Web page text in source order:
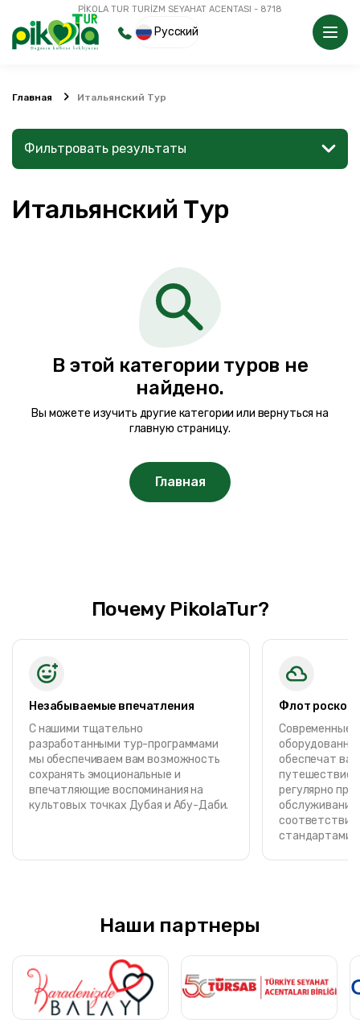
PİKOLA TUR TURİZM SEYAHAT ACENTASI - 8718
Русский
Главная Итальянский Тур
Фильтровать результаты
Найдите место или мероприятие
Поиск
Ценовой диапазон
200000 TRY +
Длительность тура
3 ночи 4 дней
5 ночи 6 дней
9 ночи 10 дней
Итальянский Тур
В этой категории туров не
найдено.
Вы можете изучить другие категории или вернуться на
главную страницу.
Главная
Почему PikolaTur?
Незабываемые впечатления
С нашими тщательно
разработанными тур-программами
мы обеспечиваем вам возможность
сохранять эмоциональные и
впечатляющие воспоминания на
культовых точках Дубая и Абу-Даби.
Флот
Современные,
обеспечат
путешествие.
регулярно
обслуживание
соответствии
стандартами
Наши партнеры